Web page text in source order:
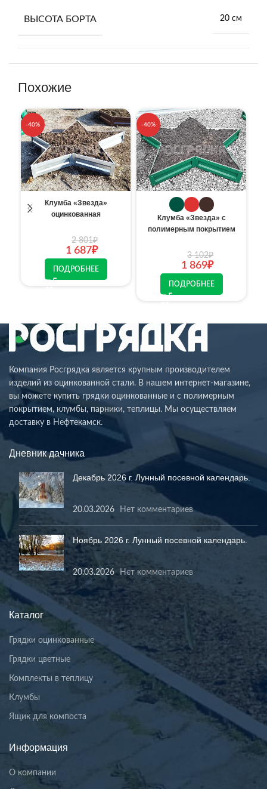
ВЫСОТА БОРТА 20 см
Похожие
-40%
Клумба «Звезда»
оцинкованная
2 801₽
1 687₽
ПОДРОБНЕЕ
-40%
Клумба «Звезда» с
полимерным покрытием
3 102₽
1 869₽
ПОДРОБНЕЕ
Компания Росгрядка является крупным производителем
изделий из оцинкованной стали. В нашем интернет-магазине,
вы можете купить грядки оцинкованные и с полимерным
покрытием, клумбы, парники, теплицы. Мы осуществляем
доставку в Нефтекамск.
Дневник дачника
Декабрь 2026 г. Лунный посевной календарь.
20.03.2026 Нет комментариев
Ноябрь 2026 г. Лунный посевной календарь.
20.03.2026 Нет комментариев
Каталог
Грядки оцинкованные
Грядки цветные
Комплекты в теплицу
Клумбы
Ящик для компоста
Информация
О компании